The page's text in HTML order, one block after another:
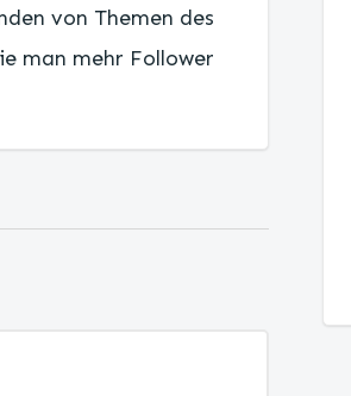
von Themen des
man mehr Follower